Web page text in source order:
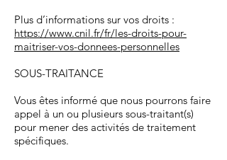
Plus d’informations sur vos droits :
https://www.cnil.fr/fr/les-droits-pour-
maitriser-vos-donnees-personnelles
SOUS-TRAITANCE
Vous êtes informé que nous pourrons faire
appel à un ou plusieurs sous-traitant(s)
pour mener des activités de traitement
spécifiques.